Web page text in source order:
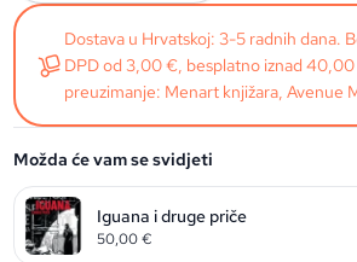
Dostava u Hrvatskoj: 3-5 radnih dana.
DPD od 3,00 €, besplatno iznad
preuzimanje: Menart knjižara, Avenue
Možda će vam se svidjeti
Iguana i druge priče
50,00€